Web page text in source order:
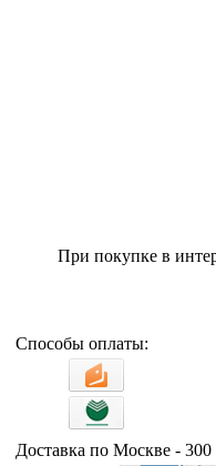
При покупке в
Способы оплаты:
Доставка по Москве - 300